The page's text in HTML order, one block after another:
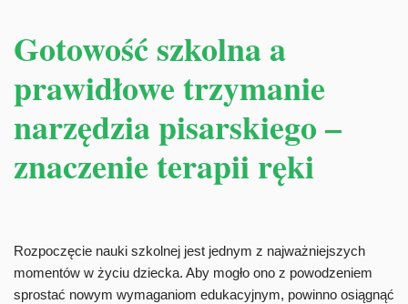
Gotowość szkolna a
prawidłowe trzymanie
narzędzia pisarskiego –
znaczenie terapii ręki
Rozpoczęcie nauki szkolnej jest jednym z najważniejszych
momentów w życiu dziecka. Aby mogło ono z powodzeniem
sprostać nowym wymaganiom edukacyjnym, powinno osiągnąć